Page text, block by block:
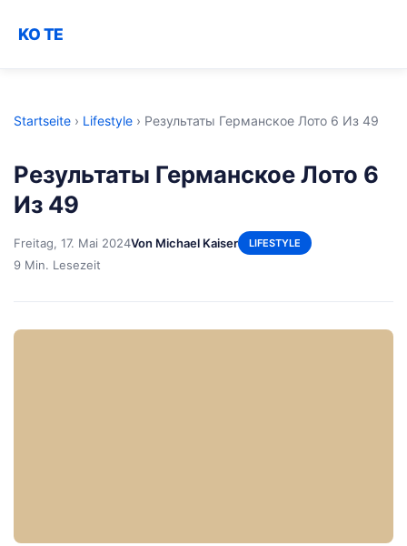
KO TE
Startseite › Lifestyle › Результаты Германское Лото 6 Из 49
Результаты Германское Лото 6
Из 49
Freitag, 17. Mai 2024Von Michael Kaiser LIFESTYLE
9 Min. Lesezeit